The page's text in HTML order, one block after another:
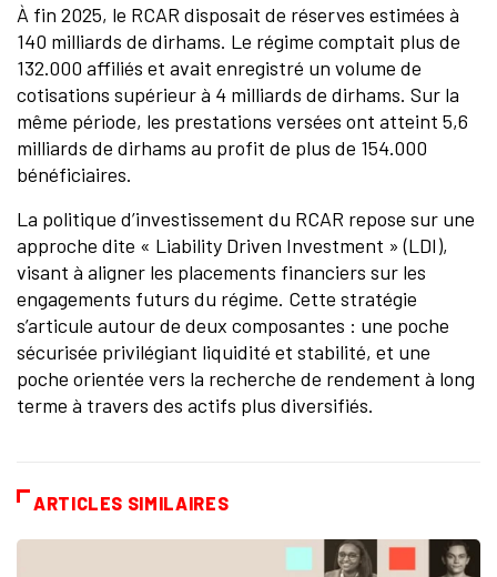
À fin 2025, le RCAR disposait de réserves estimées à
140 milliards de dirhams. Le régime comptait plus de
132.000 affiliés et avait enregistré un volume de
cotisations supérieur à 4 milliards de dirhams. Sur la
même période, les prestations versées ont atteint 5,6
milliards de dirhams au profit de plus de 154.000
bénéficiaires.
La politique d’investissement du RCAR repose sur une
approche dite « Liability Driven Investment » (LDI),
visant à aligner les placements financiers sur les
engagements futurs du régime. Cette stratégie
s’articule autour de deux composantes : une poche
sécurisée privilégiant liquidité et stabilité, et une
poche orientée vers la recherche de rendement à long
terme à travers des actifs plus diversifiés.
ARTICLES SIMILAIRES